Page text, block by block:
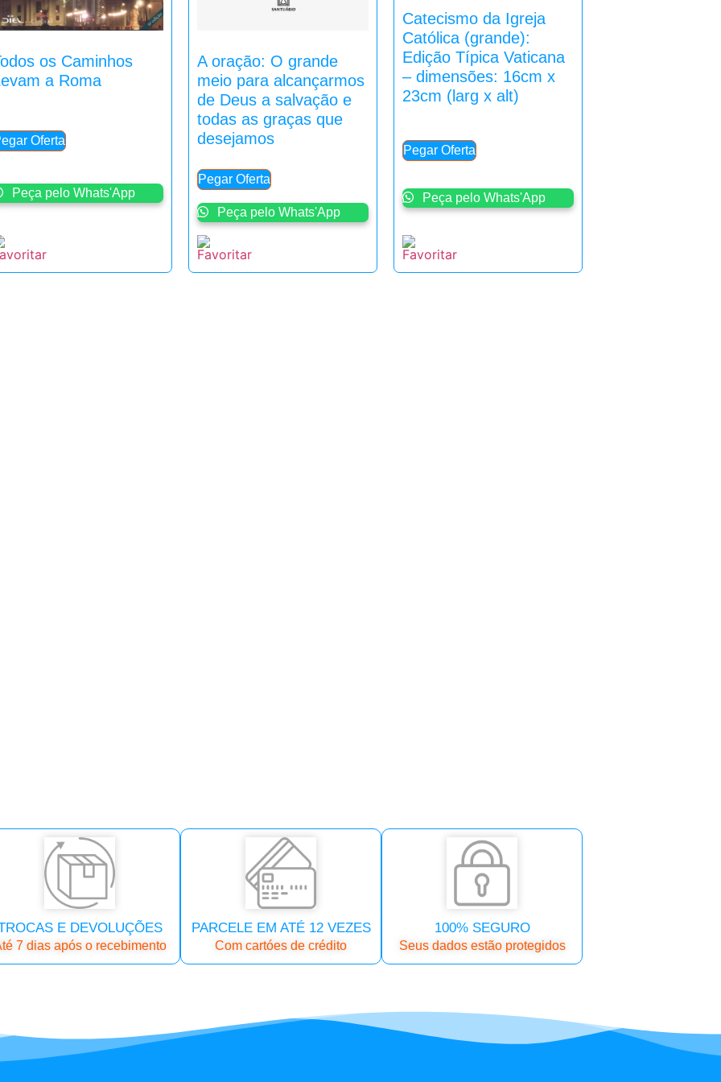
os Caminhos
a Roma
Oferta
Peça pelo Whats'App
A oração: O grande
meio para alcançarmos
de Deus a salvação e
todas as graças que
desejamos
Pegar Oferta
Peça pelo Whats'App
Catecismo da Igreja
Católica (grande):
Edição Típica Vaticana
– dimensões: 16cm x
23cm (larg x alt)
Pegar Oferta
Peça pelo Whats'App
E DEVOLUÇÕES
7 dias após o recebimento
PARCELE EM ATÉ 12 VEZES
Com cartóes de crédito
100% SEGURO
Seus dados estão protegidos